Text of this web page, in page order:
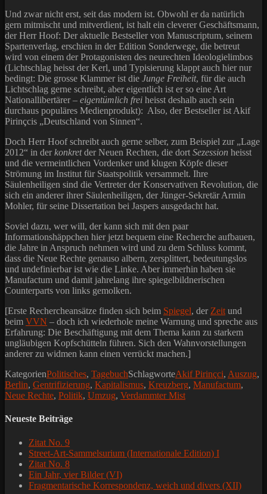
Und zwar nicht erst, seit das modern ist. Obwohl er da natürlich
gern mitmischt und mitverdient, ist halt ein cleverer Geschäftsmann,
der Herr Hoof: Der aktuelle Bestseller von Manuscriptum, seinem
Spartenverlag, erschien in der Edition Sonderwege, die betreut
wird von einem der Protagonisten des neurechten Ideologielimbos
(Lichtschlag heisst der Kerl, und Typisierung klappt auch hier nur
bedingt: Die grosse Klammer ist die Junge Freiheit, für die auch
Lichtschlag gerne schreibt, aber eigentlich ist er so eine Art
Nationallibertärer – eigentümlich frei heisst deshalb auch sein
durchaus populäres Medienprodukt): Also, der Bestseller ist Akif
Pirinçcis „Deutschland von Sinnen“.
Doch Herr Hoof schreibt auch gerne selber, zum Beispiel zur „Lage
2012“ in derkonkretder Neuen Rechten, die dort Sezession heisst
und die vermeintlichen Vordenker und klugen Köpfe dieser
Strömung im Institut für Staatspolitik versammelt. Ihre
Säulenheiligen sind die Vertreter der Konservativen Revolution, die
sich ein anderer ihrer Säulenheiligen, der Jünger-Sekretär Armin
Mohler, für seine Dissertation bei Jaspers ausgedacht hat.
Soviel dazu, wer will, der kann sich mit den paar
Informationshäppchen hier jetzt bequem eine Recherche aufbauen,
die Jahre in Anspruch nehmen wird und zu dem Schluss kommt,
dass die Neue Rechte genauso albern, zersplittert, bedeutungslos
und undefinierbar ist wie die Linke. Aber immerhin haben sie
Manufactum und damit jahrelang ihre spiegelbildnerischen
Counterparts von links gemolken.
[Erste Rechercheansätze finden sich beim Spiegel, der Zeit und
beim VVN – doch ich wiederhole meine Warnung und spreche aus
Erfahrung: Die Beschäftigung mit dem Thema kann zu starkem
ungläubigen Kopfschütteln führen. Sich den Wahnvorstellungen
anderer zu widmen kann einen verrückt machen.]
KategorienPolitisches, TagebuchSchlagworteAkif Pirinçci, Auszug,
Berlin, Gentrifizierung, Kapitalismus, Kreuzberg, Manufactum,
Neue Rechte, Politik, Umzug, Verdammter Mist
Neueste Beiträge
Zitat No. 9
Street-Art-Sammelsurium (Internationale Edition) I
Zitat No. 8
Ein Jahr, vier Bilder (VI)
Fragmentarische Korrespondenz, weich und divers (XII)